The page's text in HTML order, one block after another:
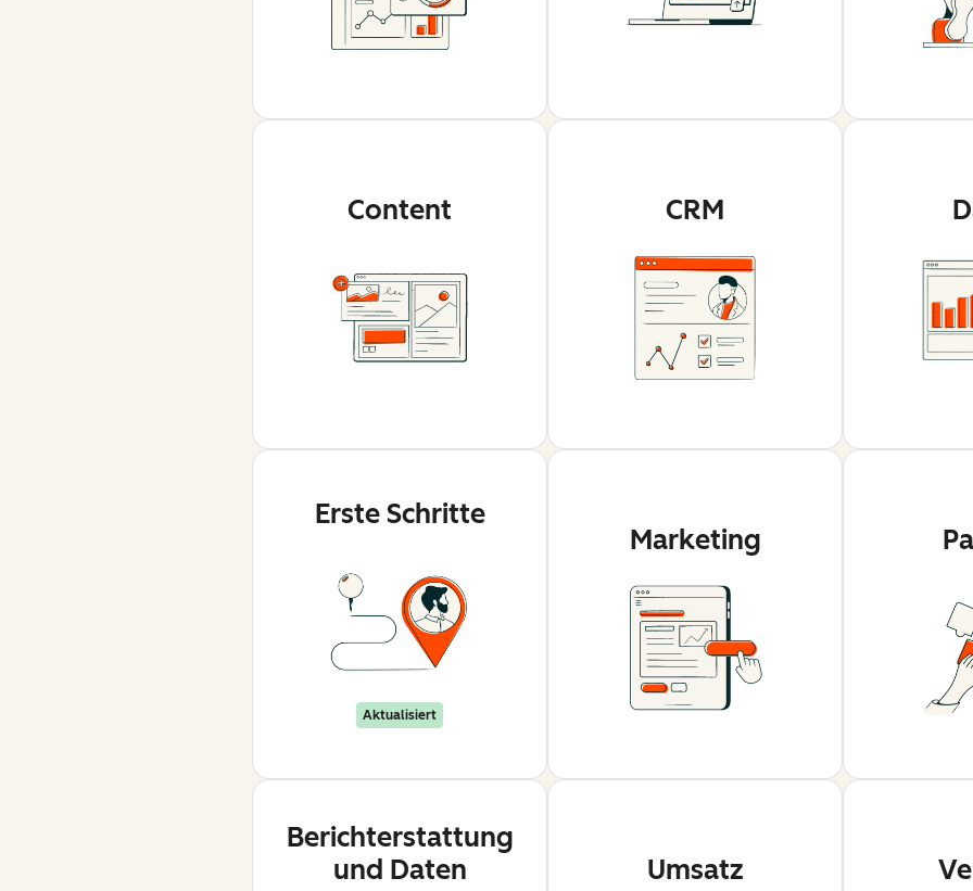
Content CRM
Aktualisiert
Erste Schritte
Marketing
Berichterstattung
und Daten
Umsatz